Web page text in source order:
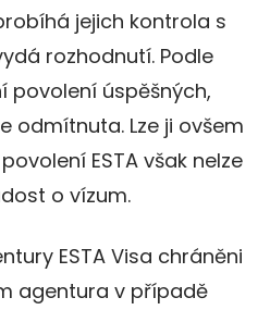
jejich kontrola s
rozhodnutí. Podle
povolení úspěšných,
odmítnuta. Lze ji ovšem
ESTA však nelze
o vízum.
ESTA Visa chráněni
agentura v případě